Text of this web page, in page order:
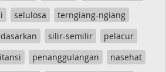
selulosa
terngiang-ngiang
silir-semilir
pelacur
penanggulangan
nasehat